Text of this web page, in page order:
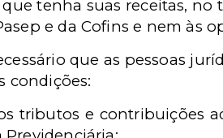
tenha suas receitas,
e da Cofins e nem às
que as pessoas
condições:
tributos e contribuições